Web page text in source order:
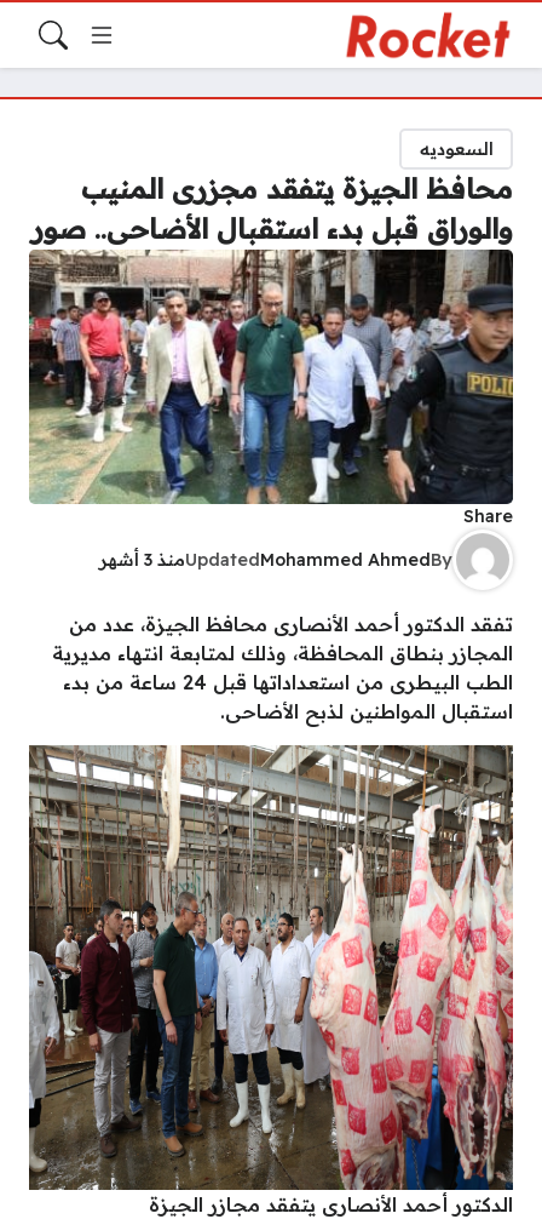
السعوديه
محافظ الجيزة يتفقد مجزرى المنيب
والوراق قبل بدء استقبال الأضاحى.. صور
Share
By
Mohammed Ahmed
Updatedمنذ 3 أشهر
تفقد الدكتور أحمد الأنصارى محافظ الجيزة، عدد من
المجازر بنطاق المحافظة، وذلك لمتابعة انتهاء مديرية
الطب البيطرى من استعداداتها قبل 24 ساعة من بدء
استقبال المواطنين لذبح الأضاحى.
الدكتور أحمد الأنصارى يتفقد مجازر الجيزة